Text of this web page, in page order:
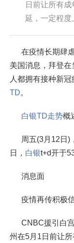
日前让所有
延，一定程度
在疫情长期肆
美国消息，拜登
人都拥有接种新
TD。
白银TD走势概
周五(3月12日)，
日， 白银t+d开于
消息面
疫情再传积极
CNBC援引白
州在5月1日前让所